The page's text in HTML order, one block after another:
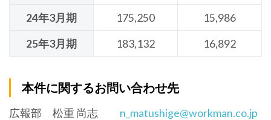
24年3月期
175,250
15,986
25年3月期
183,132 16,892
本件に関するお問い合わせ先
広報部 松重 尚志 n_matushige@workman.co.jp